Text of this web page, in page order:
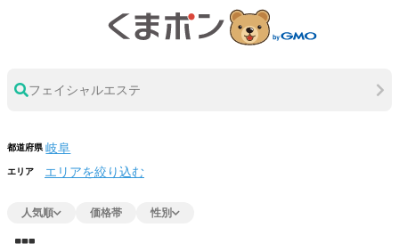
フェイシャルエステ
都道府県
エリア エリアを絞り込む
人気順 価格帯 性別